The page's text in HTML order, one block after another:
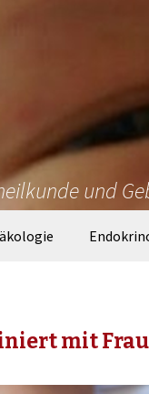
und
mit